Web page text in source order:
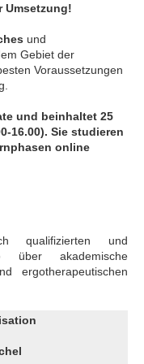
Umsetzung!
und
Gebiet der
Voraussetzungen
und beinhaltet 25
16.00). Sie studieren
online
qualifizierten und
über akademische
ergotherapeutischen